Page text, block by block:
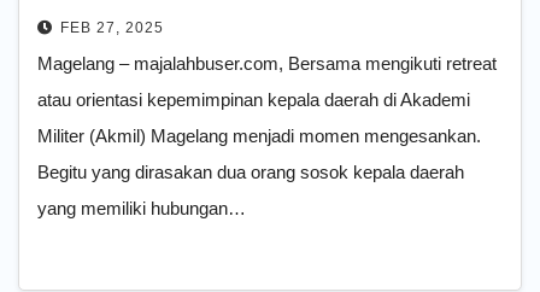
Bisa Bersama di Akmil Magelang
FEB 27, 2025
Magelang – majalahbuser.com, Bersama mengikuti retreat
atau orientasi kepemimpinan kepala daerah di Akademi
Militer (Akmil) Magelang menjadi momen mengesankan.
Begitu yang dirasakan dua orang sosok kepala daerah
yang memiliki hubungan…